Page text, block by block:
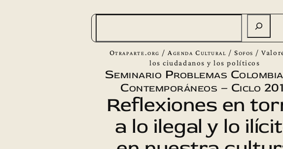
Otraparte.org / Agenda Cultural /Sofos /
los ciudadanos y los políticos
Seminario Problemas
Contemporáneos – Ciclo
Reflexiones en
a lo ilegal y lo